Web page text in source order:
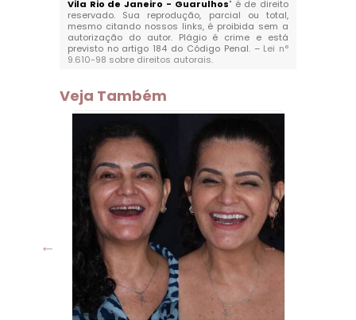
Vila Rio de Janeiro - Guarulhos" é de direito
reservado. Sua reprodução, parcial ou total,
mesmo citando nossos links, é proibida sem a
autorização do autor. Plágio é crime e está
previsto no artigo 184 do Código Penal. – Lei n°
9.610-98 sobre direitos autorais.
Veja Também